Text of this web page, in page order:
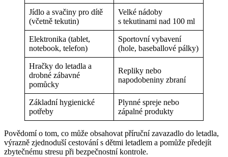
Jídlo a svačiny pro dítě
(včetně tekutin)
Velké nádoby
s tekutinami nad 100 ml
Elektronika (tablet,
notebook, telefon)
Sportovní vybavení
(hole, baseballové pálky)
Hračky do letadla a
drobné zábavné
pomůcky
Repliky nebo
napodobeniny zbraní
Základní hygienické
potřeby
Plynné spreje nebo
zápalné produkty
Povědomí o tom, co může obsahovat příruční zavazadlo do letadla,
výrazně zjednoduší cestování s dětmi letadlem a pomůže předejít
zbytečnému stresu při bezpečnostní kontrole.